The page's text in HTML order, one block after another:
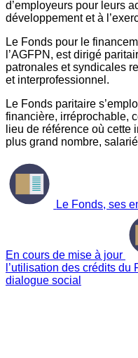
d’employeurs pour leurs
développement et à
Le Fonds pour le
l’AGFPN, est dirigé
patronales et syndicales
et interprofessionnel.
Le Fonds paritaire
financière, irréprochable,
lieu de référence où
plus grand nombre,
Le Fonds, ses
En cours de mise à jour
l’utilisation des crédits
dialogue social